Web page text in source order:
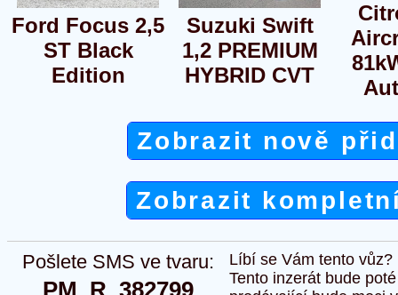
Ford Focus 2,5
ST Black
Edition
Suzuki Swift
1,2 PREMIUM
HYBRID CVT
Zobrazit nově
Zobrazit
Pošlete SMS ve tvaru:
PM  R  382799
Líbí se Vám tento
Tento inzerát bude